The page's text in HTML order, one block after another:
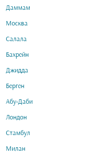
Даммам
Москва
Салала
Бахрейн
Джидда
Берген
Абу-Даби
Лондон
Стамбул
Милан